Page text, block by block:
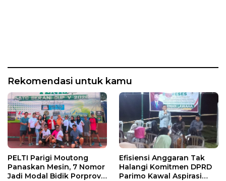
Rekomendasi untuk kamu
PELTI Parigi Moutong
Panaskan Mesin, 7 Nomor
Jadi Modal Bidik Porprov
Efisiensi Anggaran Tak
Halangi Komitmen DPRD
Parimo Kawal Aspirasi